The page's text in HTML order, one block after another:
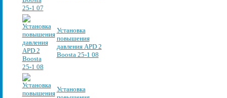
Установка
повышения
давления APD 2
Boosta 25-1 08
Установка